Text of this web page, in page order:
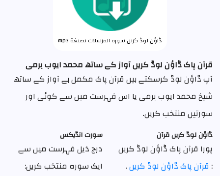
ڈاؤن لوڈ کریں سورہ المرسلات بصيغة mp3
قرآن پاک ڈاؤن لوڈ کریں آواز کے ساتھ محمد ایوب برمی
آپ ڈاؤن لوڈ کرسکتے ہیں قرآن پاک مکمل ہے آواز کے ساتھ
شیخ محمد ایوب برمی یا اس فہرست میں سے کوئی اور
سورتیں منتخب کریں۔
ڈاؤن لوڈ کریں قرآن
پورا قرآن پاک ڈاؤن لوڈ کریں
: قرآن پاک ڈاؤن لوڈ کریں.
سورت انڈیکس
درج ذیل فہرست میں سے
ایک سوره منتخب کریں: